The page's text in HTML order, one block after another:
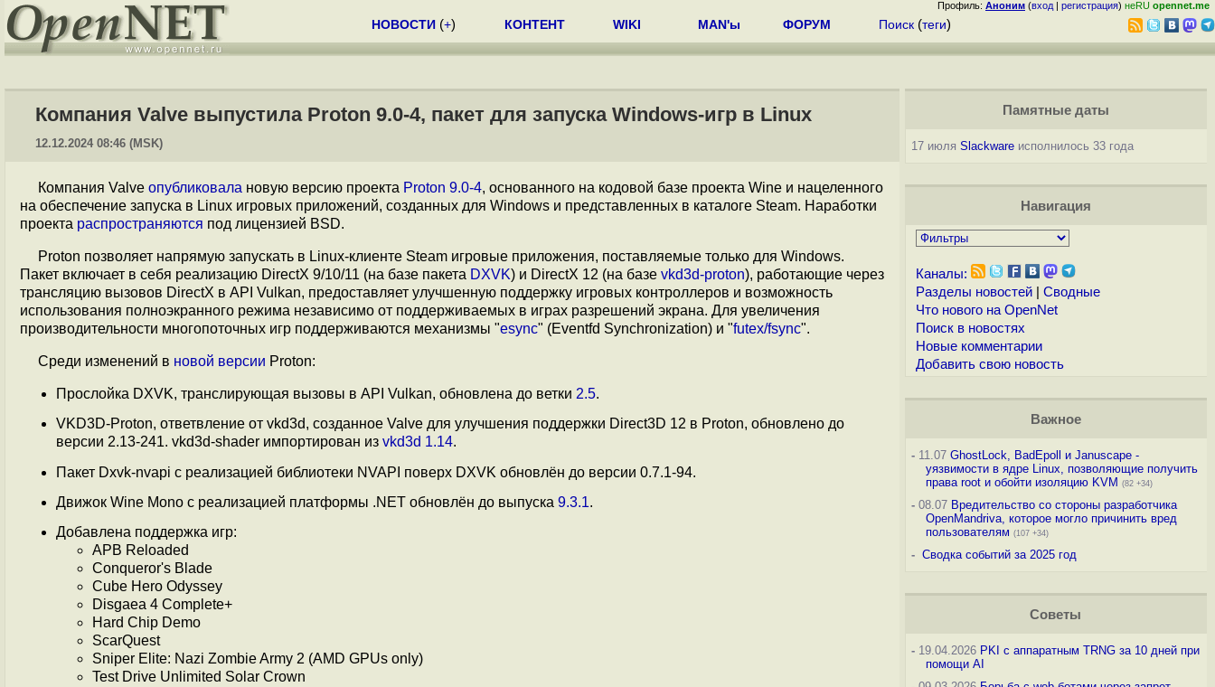
Профиль: Аноним (вход | регистрация) неRU opennet.me
НОВОСТИ (+) КОНТЕНТ WIKI MAN'ы ФОРУМ Поиск (теги)
Компания Valve выпустила Proton 9.0-4, пакет для запуска Windows-игр в Linux
12.12.2024 08:46 (MSK)
Компания Valve опубликовала новую версию проекта Proton 9.0-4, основанного на кодовой базе проекта Wine и нацеленного
на обеспечение запуска в Linux игровых приложений, созданных для Windows и представленных в каталоге Steam. Наработки
проекта распространяются под лицензией BSD.
Proton позволяет напрямую запускать в Linux-клиенте Steam игровые приложения, поставляемые только для Windows.
Пакет включает в себя реализацию DirectX 9/10/11 (на базе пакета DXVK) и DirectX 12 (на базе vkd3d-proton), работающие через
трансляцию вызовов DirectX в API Vulkan, предоставляет улучшенную поддержку игровых контроллеров и возможность
использования полноэкранного режима независимо от поддерживаемых в играх разрешений экрана. Для увеличения
производительности многопоточных игр поддерживаются механизмы "esync" (Eventfd Synchronization) и "futex/fsync".
Среди изменений в новой версии Proton:
Прослойка DXVK, транслирующая вызовы в API Vulkan, обновлена до ветки 2.5.
VKD3D-Proton, ответвление от vkd3d, созданное Valve для улучшения поддержки Direct3D 12 в Proton, обновлено до
версии 2.13-241. vkd3d-shader импортирован из vkd3d 1.14.
Пакет Dxvk-nvapi с реализацией библиотеки NVAPI поверх DXVK обновлён до версии 0.7.1-94.
Движок Wine Mono с реализацией платформы .NET обновлён до выпуска 9.3.1.
Добавлена поддержка игр:
APB Reloaded
Conqueror's Blade
Cube Hero Odyssey
Disgaea 4 Complete+
Hard Chip Demo
ScarQuest
Sniper Elite: Nazi Zombie Army 2 (AMD GPUs only)
Test Drive Unlimited Solar Crown
Памятные даты
17 июля Slackwareисполнилось 33 года
Навигация
Каналы:
Разделы новостей| Сводные
Что нового на OpenNet
Поиск в новостях
Новые комментарии
Добавить свою новость
Важное
-11.07 GhostLock, BadEpoll и Januscape -
уязвимости в ядре Linux, позволяющие получить
права root и обойти изоляцию KVM (82 +34)
-08.07 Вредительство со стороны разработчика
OpenMandriva, которое могло причинить вред
пользователям (107 +34)
- Сводка событий за 2025 год
Советы
-19.04.2026 PKI с аппаратным TRNG за 10 дней при
помощи AI